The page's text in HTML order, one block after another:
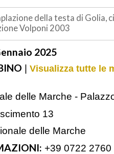
della testa di Golia,
Volponi 2003
2025
| Visualizza tutte le
delle Marche -
13
delle Marche
+39 0722 2760